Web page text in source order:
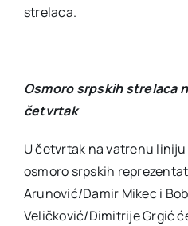
strelaca.
Osmoro srpskih strelaca
četvrtak
U četvrtak na vatrenu
osmoro srpskih
Arunović/Damir Mikec i
Veličković/Dimitrije Grgić